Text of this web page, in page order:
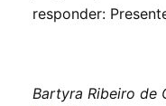
responder:
Bartyra Ribeiro de